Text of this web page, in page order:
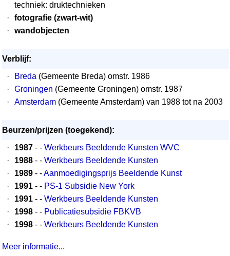
techniek: druktechnieken
·
fotografie (zwart-wit)
·
wandobjecten
Verblijf:
·
Breda (Gemeente Breda) omstr. 1986
·
Groningen (Gemeente Groningen) omstr. 1987
·
Amsterdam (Gemeente Amsterdam) van 1988 tot na 2003
Beurzen/prijzen (toegekend):
·
1987 - - Werkbeurs Beeldende Kunsten WVC
·
1988 - - Werkbeurs Beeldende Kunsten
·
1989 - -Aanmoedigingsprijs Beeldende Kunst
·
1991 - - PS-1 Subsidie New York
·
1991 - - Werkbeurs Beeldende Kunsten
·
1998 - - Publicatiesubsidie FBKVB
·
1998 - - Werkbeurs Beeldende Kunsten
Meer informatie...